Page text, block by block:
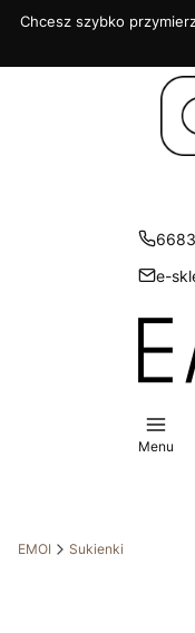
Chcesz szybko
e-
Menu
EMOI Sukienki